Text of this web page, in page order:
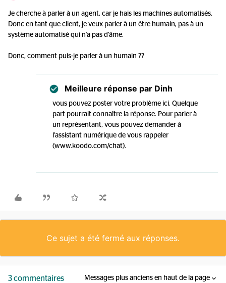
Je cherche à parler à un agent, car je hais les machines automatisés.
Donc en tant que client, je veux parler à un être humain, pas à un
système automatisé qui n'a pas d'âme.
Donc, comment puis-je parler à un humain ??
Meilleure réponse par Dinh
vous pouvez poster votre problème ici. Quelque
part pourrait connaître la réponse. Pour parler à
un représentant, vous pouvez demander à
l’assistant numérique de vous rappeler
(www.koodo.com/chat).
Ce sujet a été fermé aux réponses.
3 commentaires Messages plus anciens en haut de la page